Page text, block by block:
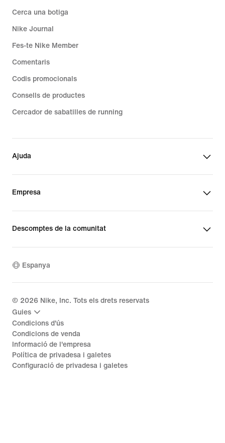
Cerca una botiga
Nike Journal
Fes-te Nike Member
Comentaris
Codis promocionals
Consells de productes
Cercador de sabatilles de running
Ajuda
Empresa
Descomptes de la comunitat
Espanya
© 2026 Nike, Inc. Tots els drets reservats
Guies
Condicions d'ús
Condicions de venda
Informació de l'empresa
Política de privadesa i galetes
Configuració de privadesa i galetes